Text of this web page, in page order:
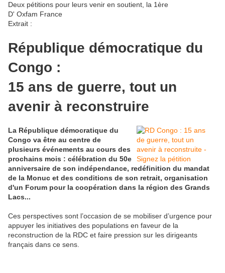
Deux pétitions pour leurs venir en soutient, la 1ère
D' Oxfam France
Extrait :
République démocratique du
Congo :
15 ans de guerre, tout un
avenir à reconstruire
La République démocratique du
Congo va être au centre de
plusieurs événements au cours des
prochains mois : célébration du 50e
anniversaire de son indépendance, redéfinition du mandat
de la Monuc et des conditions de son retrait, organisation
d'un Forum pour la coopération dans la région des Grands
Lacs...
Ces perspectives sont l’occasion de se mobiliser d’urgence pour
appuyer les initiatives des populations en faveur de la
reconstruction de la RDC et faire pression sur les dirigeants
français dans ce sens.